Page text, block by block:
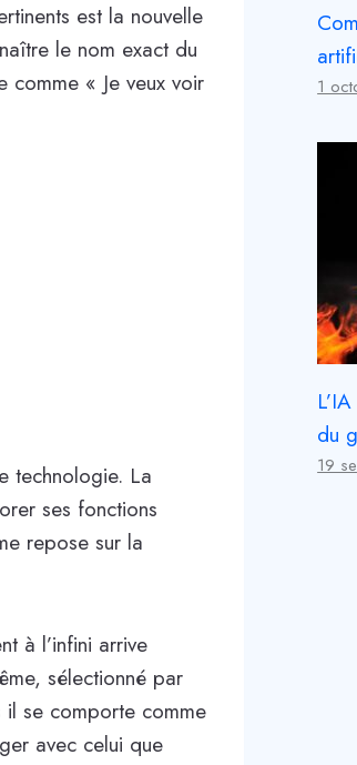
est la nouvelle
le nom exact du
comme « Je veux voir
technologie. La
ses fonctions
repose sur la
à l’infini arrive
sélectionné par
il se comporte comme
avec celui que
1
du
19